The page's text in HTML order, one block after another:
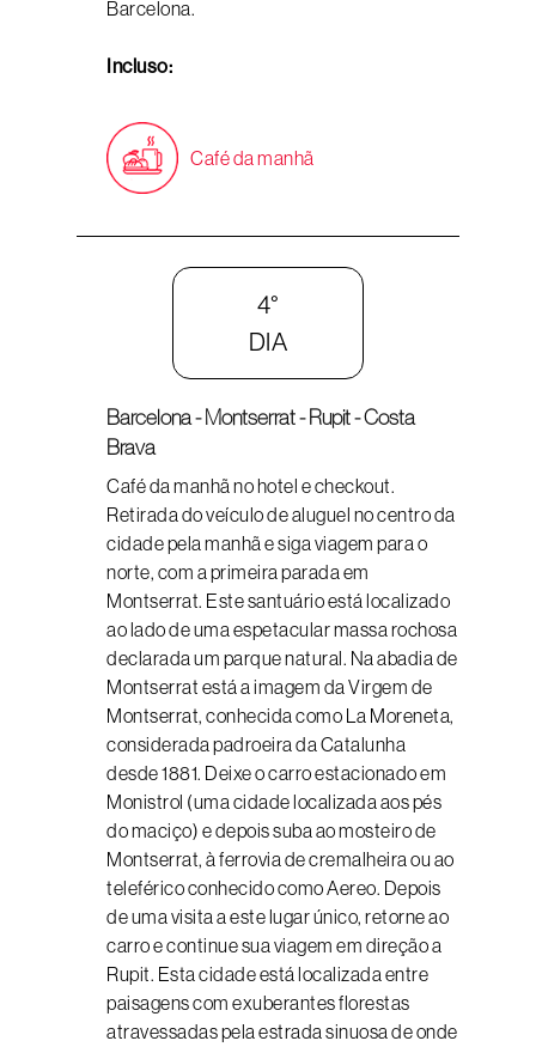
Barcelona.
Incluso:
Café da manhã
4°
DIA
Barcelona - Montserrat - Rupit - Costa
Brava
Café da manhã no hotel e checkout.
Retirada do veículo de aluguel no centro da
cidade pela manhã e siga viagem para o
norte, com a primeira parada em
Montserrat. Este santuário está localizado
ao lado de uma espetacular massa rochosa
declarada um parque natural. Na abadia de
Montserrat está a imagem da Virgem de
Montserrat, conhecida como La Moreneta,
considerada padroeira da Catalunha
desde 1881. Deixe o carro estacionado em
Monistrol (uma cidade localizada aos pés
do maciço) e depois suba ao mosteiro de
Montserrat, à ferrovia de cremalheira ou ao
teleférico conhecido como Aereo. Depois
de uma visita a este lugar único, retorne ao
carro e continue sua viagem em direção a
Rupit. Esta cidade está localizada entre
paisagens com exuberantes florestas
atravessadas ​​pela estrada sinuosa de onde